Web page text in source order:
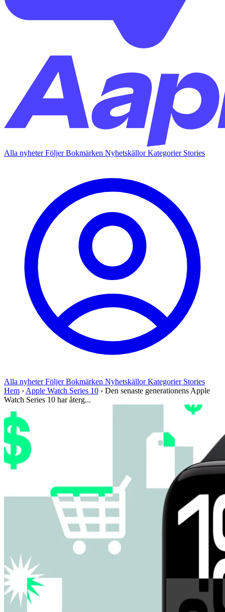
Alla nyheterFöljerBokmärken NyhetskällorKategorier Stories
Alla nyheterFöljerBokmärken NyhetskällorKategorier Stories
Hem › Apple Watch Series 10 › Den senaste generationens Apple
Watch Series 10 har återg...